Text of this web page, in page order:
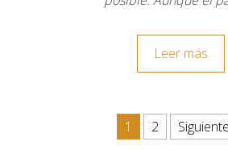
Leer más
Paginación de
1 2